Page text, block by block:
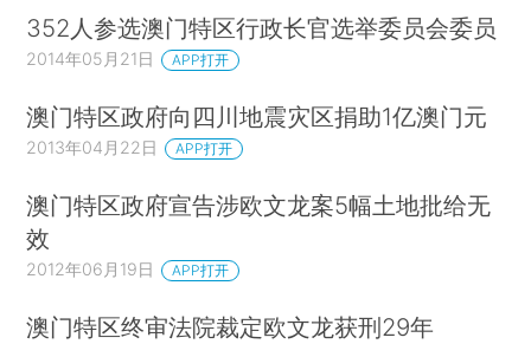
352人参选澳门特区行政长官选举委员会委员
2014年05月21日 APP打开
澳门特区政府向四川地震灾区捐助1亿澳门元
2013年04月22日 APP打开
澳门特区政府宣告涉欧文龙案5幅土地批给无
效
2012年06月19日 APP打开
澳门特区终审法院裁定欧文龙获刑29年